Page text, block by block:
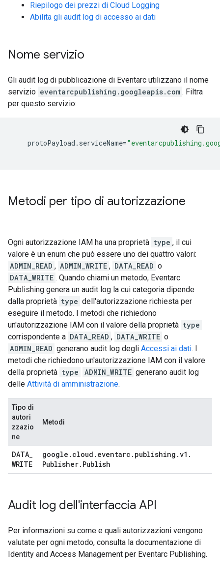
Riepilogo dei prezzi di Cloud Logging
Abilita gli audit log di accesso ai dati
Nome servizio
Gli audit log di pubblicazione di Eventarc utilizzano il nome
servizio eventarcpublishing.googleapis.com . Filtra
per questo servizio:
protoPayload . serviceName=
Metodi per tipo di autorizzazione
Ogni autorizzazione IAM ha una proprietà type , il cui
valore è un enum che può essere uno dei quattro valori:
ADMIN_READ , ADMIN_WRITE , DATA_READ o
DATA_WRITE . Quando chiami un metodo, Eventarc
Publishing genera un audit log la cui categoria dipende
dalla proprietà type dell'autorizzazione richiesta per
eseguire il metodo. I metodi che richiedono
un'autorizzazione IAM con il valore della proprietà type
corrispondente a DATA_READ , DATA_WRITE o
ADMIN_READ generano audit log degli Accessi ai dati. I
metodi che richiedono un'autorizzazione IAM con il valore
della proprietà type ADMIN_WRITE generano audit log
delle Attività di amministrazione.
Tipo di
autori
zzazio
ne
Metodi
DATA_
WRITE
google . cloud . eventarc . publishing .v1 .
Publisher. Publish
Audit log dell'interfaccia API
Per informazioni su come e quali autorizzazioni vengono
valutate per ogni metodo, consulta la documentazione di
Identity and Access Management per Eventarc Publishing.